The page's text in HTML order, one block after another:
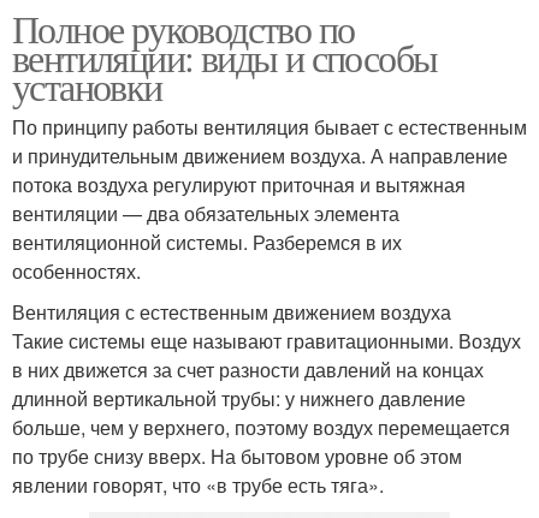
Полное руководство по
вентиляции: виды и способы
установки
По принципу работы вентиляция бывает с естественным
и принудительным движением воздуха. А направление
потока воздуха регулируют приточная и вытяжная
вентиляции — два обязательных элемента
вентиляционной системы. Разберемся в их
особенностях.
Вентиляция с естественным движением воздуха
Такие системы еще называют гравитационными. Воздух
в них движется за счет разности давлений на концах
длинной вертикальной трубы: у нижнего давление
больше, чем у верхнего, поэтому воздух перемещается
по трубе снизу вверх. На бытовом уровне об этом
явлении говорят, что «в трубе есть тяга».